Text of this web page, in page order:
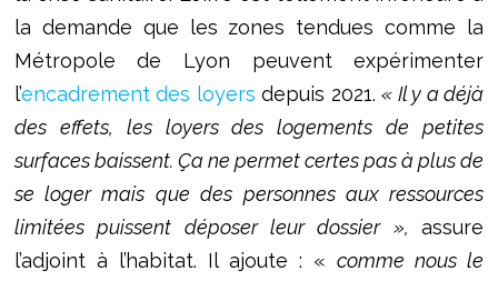
la demande que les zones tendues comme la
Métropole de Lyon peuvent expérimenter
l’encadrement des loyers depuis 2021.« Il y a déjà
des effets, les loyers des logements de petites
surfaces baissent. Ça ne permet certes pas à plus de
se loger mais que des personnes aux ressources
limitées puissent déposer leur dossier »,assure
l’adjoint à l’habitat. Il ajoute : «comme nous le